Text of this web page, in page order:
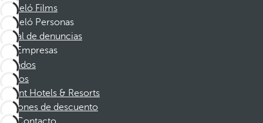
Barceló Films
Barceló Personas
Canal de denuncias
Empresas
Afiliados
Socios
Dorint Hotels & Resorts
Cupones de descuento